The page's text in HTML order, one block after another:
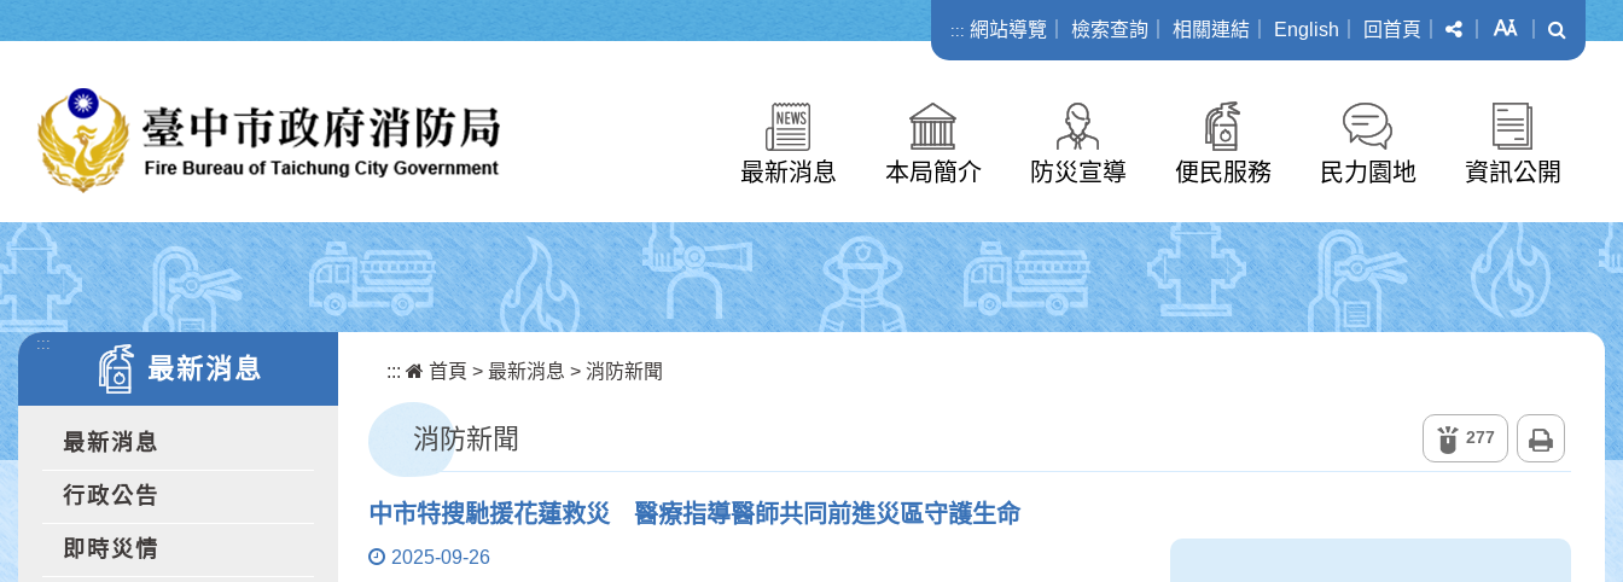
::: 網站導覽 檢索查詢 相關連結 English 回首頁 分享 字級
最新消息 本局簡介 防災宣導 便民服務 民力園地 資訊公開
:::
最新消息
最新消息
行政公告
即時災情
::: 首頁 > 最新消息 > 消防新聞
消防新聞 277
中市特搜馳援花蓮救災 醫療指導醫師共同前進災區守護生命
2025-09-26